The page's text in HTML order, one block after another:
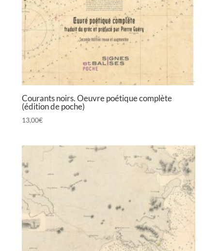
Courants noirs. Oeuvre poétique complète
(édition de poche)
13,00€